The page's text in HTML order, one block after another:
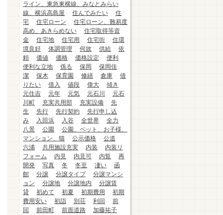
ライン、東急東横線、みなとみらい
線、横浜高島屋
住んでみたい
住
宅
住宅ローン
住宅ローン、難易度
高め、あきらめない
住宅取得等資
金
住宅地 住宅用 住宅街
住環
境良好
体調管理 何故 供給
依
頼
価値 価格 価格設定
便利
便利な立地
係る 保岡
保岡佳
潔
保木 保育園 修繕 倉庫
借
りたい
借入 値段 偉大
傾き
元住吉
元年 元気 元石川
元石
川町
充実共用部 充実設備
先
生
先行 先行契約
先行申し込
み
入田浜 入谷 全世界
全力
八景
公園
公園、ペット、お子様、
マンション、猫
公示価格
公道
六浦
共用施設充実 内装
内装リ
フォーム
内見 内見可 内覧
再
開発
写真 冬 冬至 凄い
函
館
分譲 分譲タイプ
分譲マンシ
ョン
分譲地 分譲地内
分譲賃
貸
初めて 初夏 初期費用
初期
費用安い
初詣 別荘 利回
前
回
前田町 前面道路
加藤祐子